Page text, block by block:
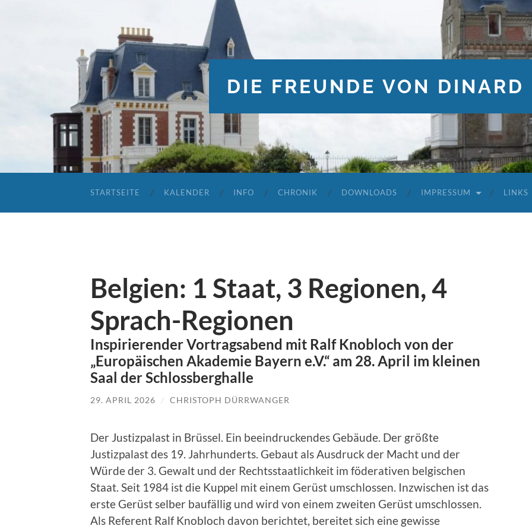
DIE FREUNDE VON DINARD
STARTSEITE KALENDER INFO CHRONIK DOWNLOADS IMPRESSUM LINKS
Belgien: 1 Staat, 3 Regionen, 4
Sprach-Regionen
Inspirierender Vortragsabend mit Ralf Knobloch von der
„Europäischen Akademie Bayern e.V.“ am 28. April im kleinen
Saal der Schlossberghalle
29. APRIL 2026 / CHRISTOPH DÜRRWANGER
Der Justizpalast in Brüssel. Ein beeindruckendes Gebäude. Der größte
Justizpalast des 19. Jahrhunderts. Gebaut als Ausdruck der Macht und der
Würde der 3. Gewalt und der Rechtsstaatlichkeit im föderativen belgischen
Staat. Seit 1984 ist die Kuppel mit einem Gerüst umschlossen. Inzwischen ist das
erste Gerüst selber baufällig und wird von einem zweiten Gerüst umschlossen.
Als Referent Ralf Knobloch davon berichtet, bereitet sich eine gewisse